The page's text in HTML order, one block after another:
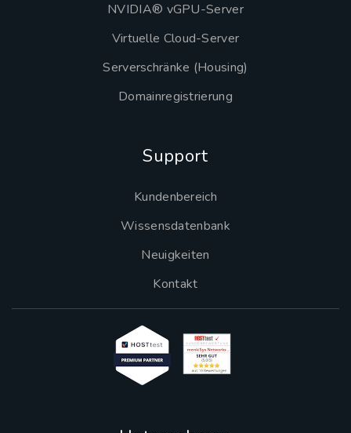
NVIDIA® vGPU-Server
Virtuelle Cloud-Server
Serverschränke (Housing)
Domainregistrierung
Support
Kundenbereich
Wissensdatenbank
Neuigkeiten
Kontakt